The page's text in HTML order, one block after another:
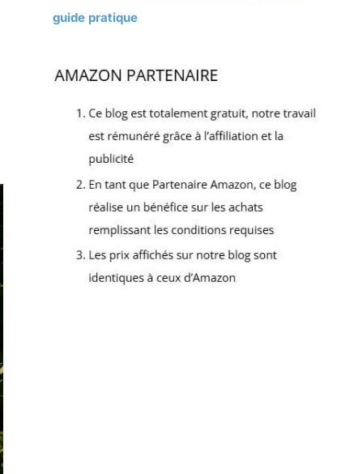
guide pratique